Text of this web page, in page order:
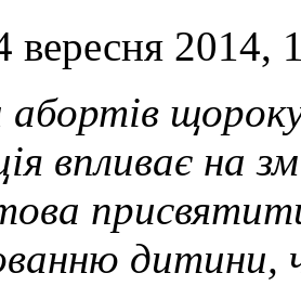
вересня 2014,
абортів
впливає на
дитини,